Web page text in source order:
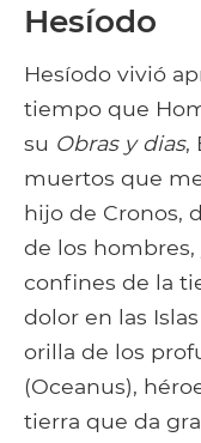
Hesíodo
Hesíodo vivió
tiempo que
su Obras y dias,
muertos que
hijo de Cronos,
de los
confines de la
dolor en las
orilla de los
(Oceanus),
tierra que da